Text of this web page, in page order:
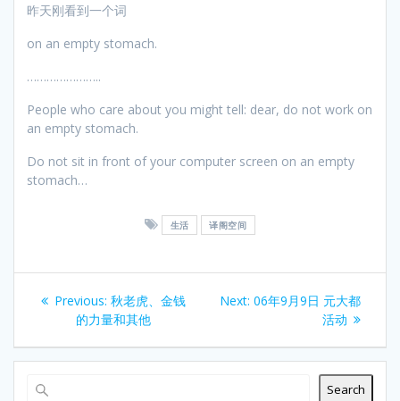
昨天刚看到一个词
on an empty stomach.
…………………..
People who care about you might tell: dear, do not work on
an empty stomach.
Do not sit in front of your computer screen on an empty
stomach…
生活 译阁空间
Post
navigation
Previous: Previous
post:
秋老虎、金钱
的力量和其他
Next: Next
06年9月9日 元大都
活动
Search